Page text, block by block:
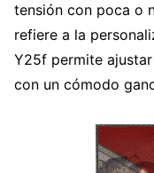
tensión con poca o
refiere a la
Y25f permite
con un cómodo